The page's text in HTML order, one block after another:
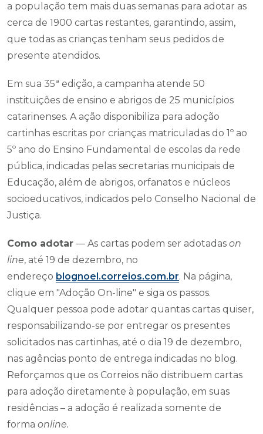
a população tem mais duas semanas para adotar as
cerca de 1900 cartas restantes, garantindo, assim,
que todas as crianças tenham seus pedidos de
presente atendidos.
Em sua 35ª edição, a campanha atende 50
instituições de ensino e abrigos de 25 municípios
catarinenses. A ação disponibiliza para adoção
cartinhas escritas por crianças matriculadas do 1º ao
5º ano do Ensino Fundamental de escolas da rede
pública, indicadas pelas secretarias municipais de
Educação, além de abrigos, orfanatos e núcleos
socioeducativos, indicados pelo Conselho Nacional de
Justiça.
Como adotar — As cartas podem ser adotadas on
line, até 19 de dezembro, no
endereço blognoel.correios.com.br. Na página,
clique em "Adoção On-line" e siga os passos.
Qualquer pessoa pode adotar quantas cartas quiser,
responsabilizando-se por entregar os presentes
solicitados nas cartinhas, até o dia 19 de dezembro,
nas agências ponto de entrega indicadas no blog.
Reforçamos que os Correios não distribuem cartas
para adoção diretamente à população, em suas
residências – a adoção é realizada somente de
forma online.